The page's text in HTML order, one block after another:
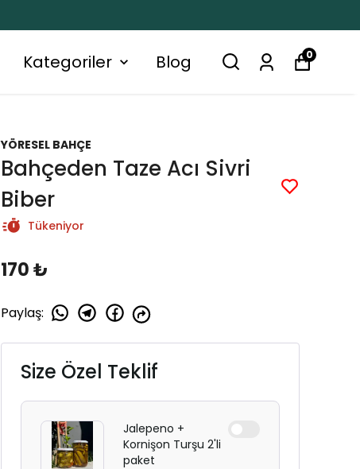
Kategoriler Blog 0
YÖRESEL BAHÇE
Bahçeden Taze Acı Sivri
Biber
Tükeniyor
170 ₺
Paylaş:
Size Özel Teklif
Jalepeno +
Kornişon Turşu 2'li
paket